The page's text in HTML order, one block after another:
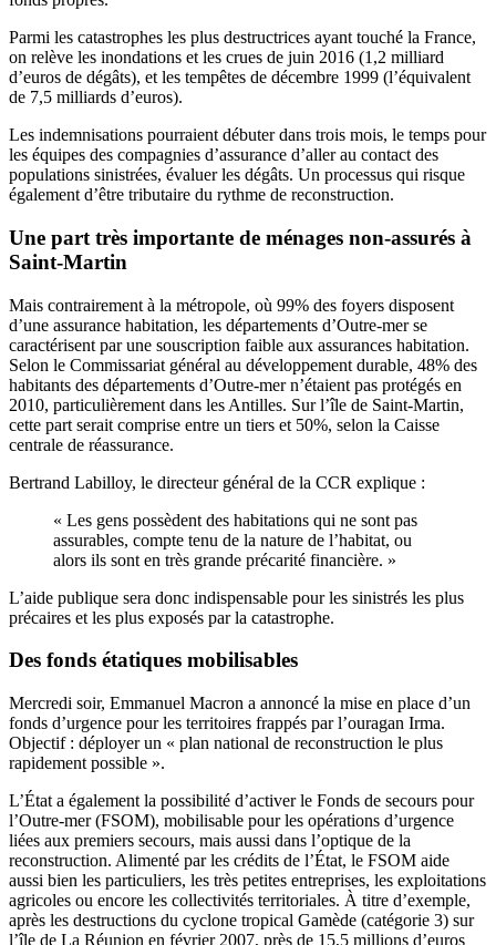
Parmi les catastrophes les plus destructrices ayant touché la France,
on relève les inondations et les crues de juin 2016 (1,2 milliard
d’euros de dégâts), et les tempêtes de décembre 1999 (l’équivalent
de 7,5 milliards d’euros).
Les indemnisations pourraient débuter dans trois mois, le temps pour
les équipes des compagnies d’assurance d’aller au contact des
populations sinistrées, évaluer les dégâts. Un processus qui risque
également d’être tributaire du rythme de reconstruction.
Une part très importante de ménages non-assurés à
Saint-Martin
Mais contrairement à la métropole, où 99% des foyers disposent
d’une assurance habitation, les départements d’Outre-mer se
caractérisent par une souscription faible aux assurances habitation.
Selon le Commissariat général au développement durable, 48% des
habitants des départements d’Outre-mer n’étaient pas protégés en
2010, particulièrement dans les Antilles. Sur l’île de Saint-Martin,
cette part serait comprise entre un tiers et 50%, selon la Caisse
centrale de réassurance.
Bertrand Labilloy, le directeur général de la CCR explique :
« Les gens possèdent des habitations qui ne sont pas
assurables, compte tenu de la nature de l’habitat, ou
alors ils sont en très grande précarité financière. »
L’aide publique sera donc indispensable pour les sinistrés les plus
précaires et les plus exposés par la catastrophe.
Des fonds étatiques mobilisables
Mercredi soir, Emmanuel Macron a annoncé la mise en place d’un
fonds d’urgence pour les territoires frappés par l’ouragan Irma.
Objectif : déployer un « plan national de reconstruction le plus
rapidement possible ».
L’État a également la possibilité d’activerle Fonds de secours pour
l’Outre-mer(FSOM), mobilisable pour les opérations d’urgence
liées aux premiers secours, mais aussi dans l’optique de la
reconstruction. Alimenté par les crédits de l’État, le FSOM aide
aussi bien les particuliers, les très petites entreprises, les exploitations
agricoles ou encore les collectivités territoriales. À titre d’exemple,
après les destructions du cyclone tropical Gamède (catégorie 3) sur
l’île de La Réunion en février 2007, près de 15,5 millions d’euros